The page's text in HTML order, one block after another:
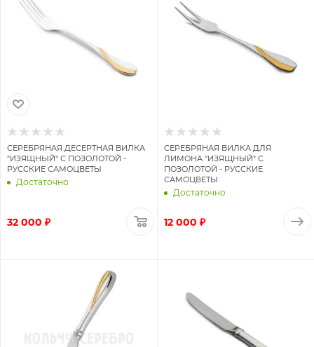
СЕРЕБРЯНАЯ ДЕСЕРТНАЯ ВИЛКА
"ИЗЯЩНЫЙ" С ПОЗОЛОТОЙ -
РУССКИЕ САМОЦВЕТЫ
Достаточно
32 000 ₽
СЕРЕБРЯНАЯ ВИЛКА ДЛЯ
ЛИМОНА "ИЗЯЩНЫЙ" С
ПОЗОЛОТОЙ - РУССКИЕ
САМОЦВЕТЫ
Достаточно
12 000 ₽